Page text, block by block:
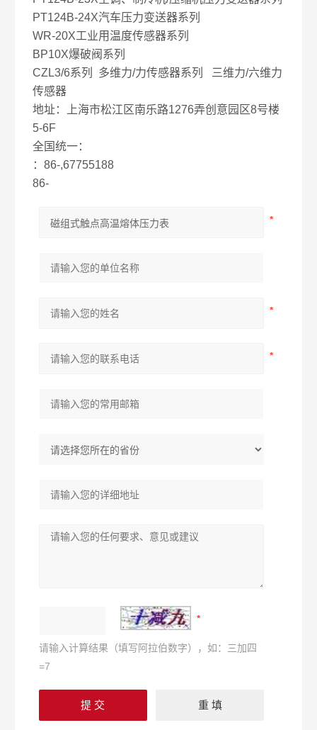
PT124B-24X汽车压力变送器系列
WR-20X工业用温度传感器系列
BP10X爆破阀系列
CZL3/6系列 多维力/力传感器系列 三维力/六维力
传感器
地址：上海市松江区南乐路1276弄创意园区8号楼
5-6F
全国统一：
：86-,67755188
86-
请输入计算结果（填写阿拉伯数字），如：三加四
=7